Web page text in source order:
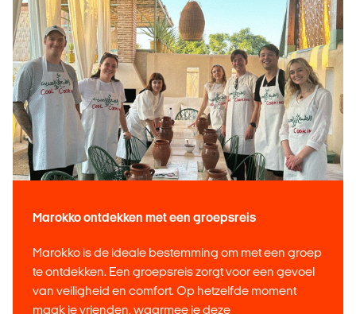
Marokko ontdekken met een groepsreis
Marokko is de ideale bestemming om met een groep
te ontdekken. Een groepsreis zorgt voor een gevoel
van veiligheid en comfort. Op hetzelfde moment
maak je vrienden, waarmee je deze